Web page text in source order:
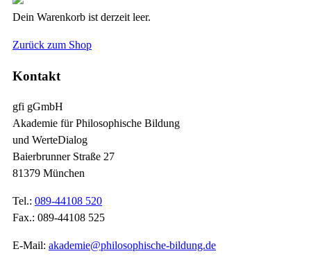
Dein Warenkorb ist derzeit leer.
Zurück zum Shop
Kontakt
gfi gGmbH
Akademie für Philosophische Bildung
und WerteDialog
Baierbrunner Straße 27
81379 München
Tel.: 089-44108 520
Fax.: 089-44108 525
E-Mail: akademie@philosophische-bildung.de